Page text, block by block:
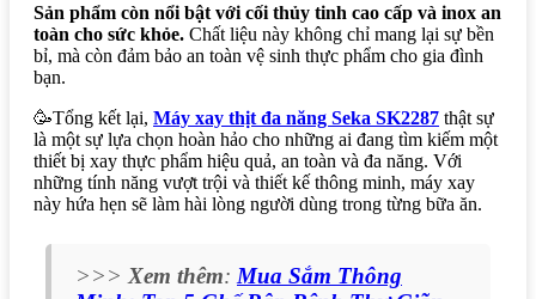
Sản phẩm còn nổi bật với cối thủy tinh cao cấp và inox an
toàn cho sức khỏe. Chất liệu này không chỉ mang lại sự bền
bỉ, mà còn đảm bảo an toàn vệ sinh thực phẩm cho gia đình
bạn.
🥳Tổng kết lại, Máy xay thịt đa năng Seka SK2287 thật sự
là một sự lựa chọn hoàn hảo cho những ai đang tìm kiếm một
thiết bị xay thực phẩm hiệu quả, an toàn và đa năng. Với
những tính năng vượt trội và thiết kế thông minh, máy xay
này hứa hẹn sẽ làm hài lòng người dùng trong từng bữa ăn.
>>> Xem thêm: Mua Sắm Thông